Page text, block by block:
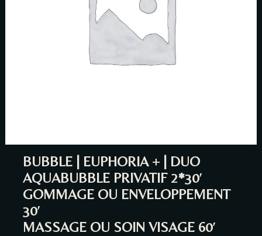
BUBBLE | EUPHORIA + | DUO
AQUABUBBLE PRIVATIF 2*30′
GOMMAGE OU ENVELOPPEMENT
30′
MASSAGE OU SOIN VISAGE 60′
RESERVE A TABLE